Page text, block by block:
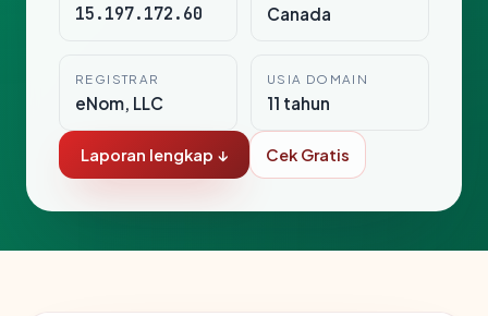
15.197.172.60 Canada
REGISTRAR
eNom, LLC
USIA DOMAIN
11 tahun
Laporan lengkap ↓ Cek Gratis